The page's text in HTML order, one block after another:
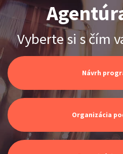
ŠOKO
Show
Juraj Šoko Tabaček
Vyberte si s čím
Návrh
Organizácia